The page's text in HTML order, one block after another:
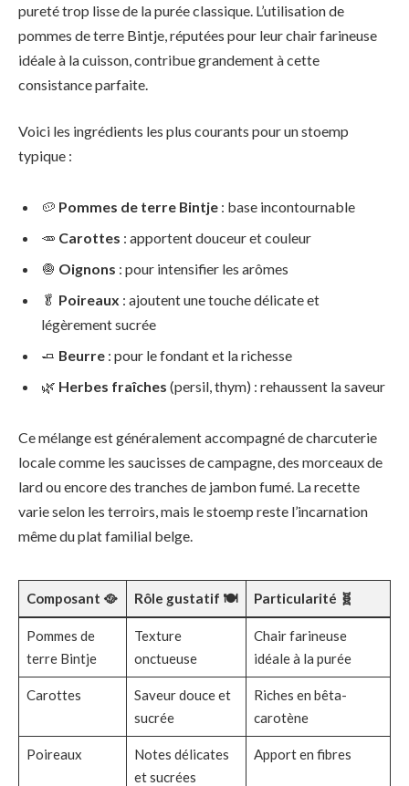
pureté trop lisse de la purée classique. L’utilisation de
pommes de terre Bintje, réputées pour leur chair farineuse
idéale à la cuisson, contribue grandement à cette
consistance parfaite.
Voici les ingrédients les plus courants pour un stoemp
typique :
🥔 Pommes de terre Bintje : base incontournable
🥕 Carottes : apportent douceur et couleur
🧅 Oignons : pour intensifier les arômes
🥬 Poireaux : ajoutent une touche délicate et
légèrement sucrée
🧈 Beurre : pour le fondant et la richesse
🌿 Herbes fraîches (persil, thym) : rehaussent la saveur
Ce mélange est généralement accompagné de charcuterie
locale comme les saucisses de campagne, des morceaux de
lard ou encore des tranches de jambon fumé. La recette
varie selon les terroirs, mais le stoemp reste l’incarnation
même du plat familial belge.
Composant 🥘 Rôle gustatif 🍽️ Particularité 🧬
Pommes de
terre Bintje
Texture
onctueuse
Chair farineuse
idéale à la purée
Carottes
Saveur douce et
sucrée
Riches en bêta-
carotène
Poireaux
Notes délicates
et sucrées
Apport en fibres